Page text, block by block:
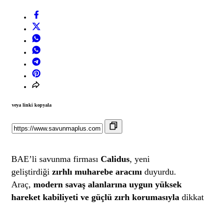
veya linki kopyala
BAE’li savunma firmasıCalidus, yeni
geliştirdiğizırhlı muharebe aracını duyurdu.
Araç,modern savaş alanlarına uygun yüksek
hareket kabiliyeti ve güçlü zırh korumasıyla dikkat